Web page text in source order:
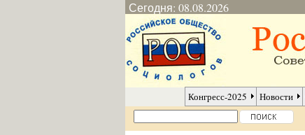
Сегодня: 08.08.2026
Конгресс-2025 Новости